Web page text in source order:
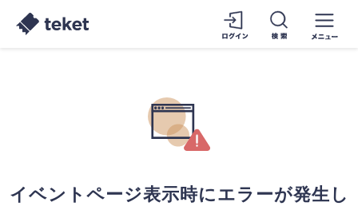
イベントページ表示時にエラーが発生し